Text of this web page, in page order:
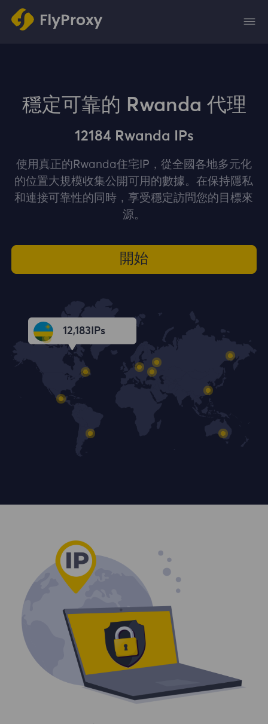
穩定可靠的 Rwanda 代理
12184 Rwanda IPs
使用真正的Rwanda住宅IP，從全國各地多元化
的位置大規模收集公開可用的數據。在保持隱私
和連接可靠性的同時，享受穩定訪問您的目標來
源。
開始
12,184 IPs